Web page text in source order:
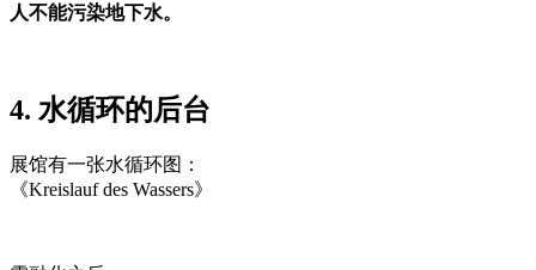
人不能污染地下水。
4. 水循环的后台
展馆有一张水循环图：
《Kreislauf des Wassers》